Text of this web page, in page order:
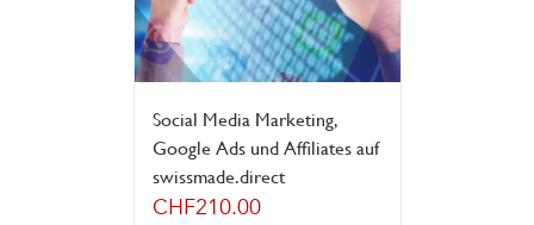
Social Media Marketing,
Google Ads und Affiliates auf
swissmade.direct
CHF210.00